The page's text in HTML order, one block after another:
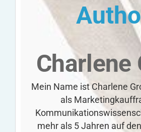
Charlene
Mein Name ist Charlene
als
mehr als 5 Jahren auf